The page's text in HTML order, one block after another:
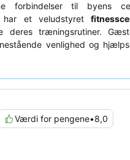
forbindelser til byens
har et veludstyret
deres træningsrutiner.
venlighed og
ophold anbefales gæster
Værdi for pengene•8,0